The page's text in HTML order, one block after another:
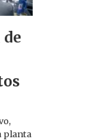
planta